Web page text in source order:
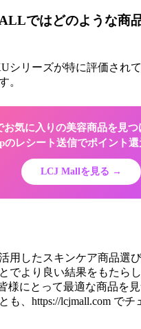
ではどのような商
シリーズが特に評価され
。
気に入りの美容商品を見
のレシート送信でポイント還
LCJ Mallを見る →
用したスキンケア商品選
でより良い結果をもたら
様にとって最適な商品を
も、https://lcjmall.com でチ